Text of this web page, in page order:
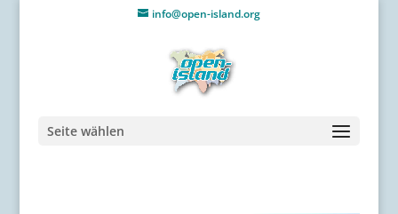
info@open-island.org
Seite wählen